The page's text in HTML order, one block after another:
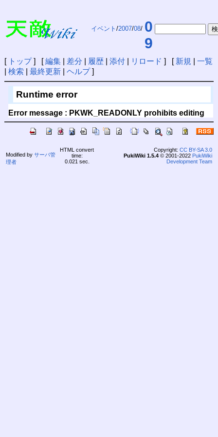
イベント /2007/08/ 0
9
[ トップ] [編集| 差分 履歴| 添付| リロード ] [ 新規
一覧
検索 最終更新| ヘルプ]
Runtime error
Error message : PKWK_READONLY prohibits editing
Modified by サーバ管
理者
HTML convert
time:
0.021 sec.
Copyright: CC BY-SA 3.0
PukiWiki 1.5.4© 2001-2022 PukiWiki
Development Team